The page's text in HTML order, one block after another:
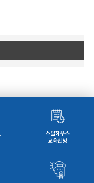
물 열분해 가스화 사업’은 철
발생하는 폐기물을 친환경적
해 에너지원으로 재생산해
을 검토할 예정이다.
양성교육과정 및 민간자격제
사업도 추진하기로 했다.
해 일정 요건(환경성, 경제성
기물을 순환이용하여 생산되
환경성, 경제성, 기술성을
인정하는 물질 또는 물건
여건에 따라 자율적으로 신
님)
스틸하우스
교육신청